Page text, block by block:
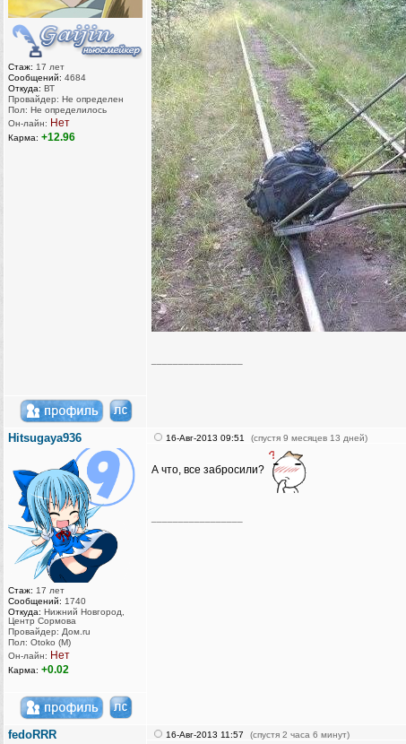
Стаж: 17 лет
Сообщений: 4684
Откуда: ВТ
Провайдер: Не определен
Пол: Не определилось
Он-лайн: Нет
Карма: +12.96
Hitsugaya936
Стаж: 17 лет
Сообщений: 1740
Откуда: Нижний Новгород,
Центр Сормова
Провайдер: Дом.ru
Пол: Otoko (M)
Он-лайн: Нет
Карма: +0.02
16-Авг-2013 09:51 (спустя 9 месяцев 13 дней)
А что, все забросили?
fedoRRR 16-Авг-2013 11:57 (спустя 2 часа 6 минут)